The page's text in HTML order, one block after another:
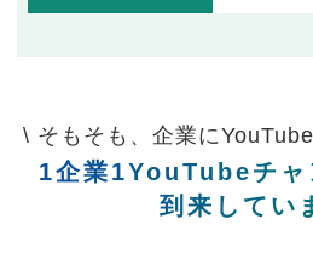
\ そもそも、企業に
1企業1YouTubeチャ
到来してい